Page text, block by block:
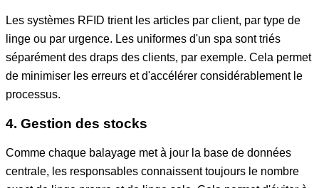
Les systèmes RFID trient les articles par client, par type de
linge ou par urgence. Les uniformes d'un spa sont triés
séparément des draps des clients, par exemple. Cela permet
de minimiser les erreurs et d'accélérer considérablement le
processus.
4. Gestion des stocks
Comme chaque balayage met à jour la base de données
centrale, les responsables connaissent toujours le nombre